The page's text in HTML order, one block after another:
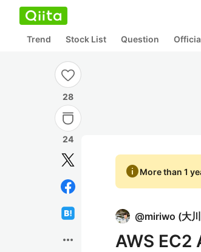
Trend Stock List Question
28
24
more_horiz
infoMore than 1
@miriwo (大
AWS